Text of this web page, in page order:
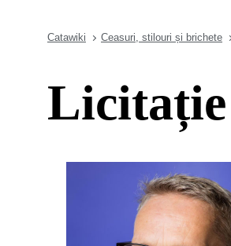
Catawiki Ceasuri, stilouri și brichete
Licitație